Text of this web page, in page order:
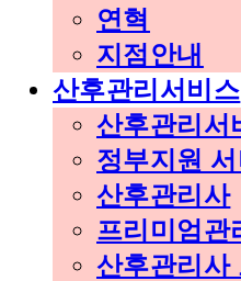
연혁
지점안내
산후관리서비스
산후관리서
정부지원
산후관리사
프리미엄관
산후관리사